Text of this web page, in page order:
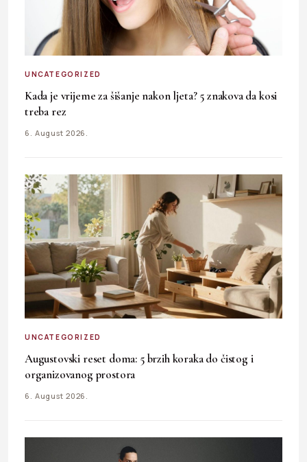
UNCATEGORIZED
Kada je vrijeme za šišanje nakon ljeta? 5 znakova da kosi
treba rez
6. August 2026.
UNCATEGORIZED
Augustovski reset doma: 5 brzih koraka do čistog i
organizovanog prostora
6. August 2026.